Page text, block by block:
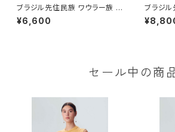
ブラジル先住民族 ワウラー族 ビ
ーズブレスレット 0.5cm幅 内周
16cm
¥6,600
ブラジ
ーズブレ
15cm
セール中の商